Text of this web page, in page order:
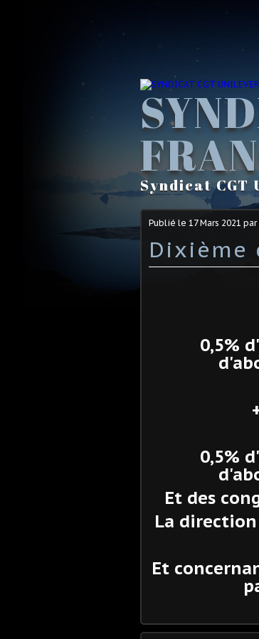
Syndicat CGT
Publié le 17 Mars 2021 par
Dixième
0,5%
0,5%
Et des
La
Et